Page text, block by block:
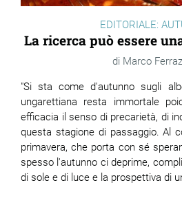
EDITORIALE:
La ricerca può essere
Marco
"Si sta come d'autunno sugli
ungarettiana resta immortale
efficacia il senso di precarietà, di
questa stagione di passaggio. Al
primavera, che porta con sé
spesso l'autunno ci deprime,
di sole e di luce e la prospettiva di